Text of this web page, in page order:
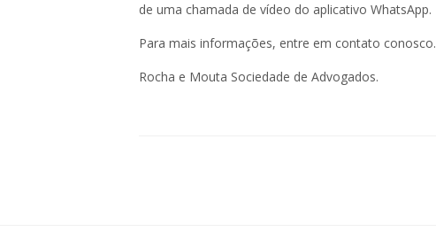
de uma chamada de vídeo do aplicativo WhatsApp.
Para mais informações, entre em contato conosco.
Rocha e Mouta Sociedade de Advogados.